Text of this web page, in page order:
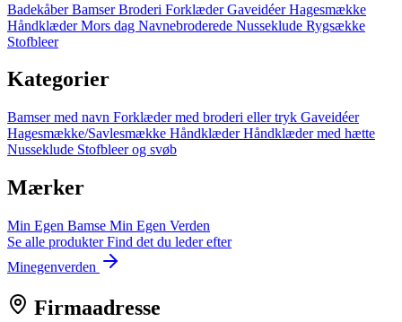
BadekåberBamserBroderi ForklæderGaveidéerHagesmække
HåndklæderMors dag Navnebroderede Nusseklude Rygsække
Stofbleer
Kategorier
Bamser med navn Forklæder med broderi eller tryk Gaveidéer
Hagesmække/Savlesmække HåndklæderHåndklæder med hætte
Nusseklude Stofbleer og svøb
Mærker
Min Egen Bamse Min Egen Verden
Se alle produkterFind det du leder efter
Minegenverden
Firmaadresse